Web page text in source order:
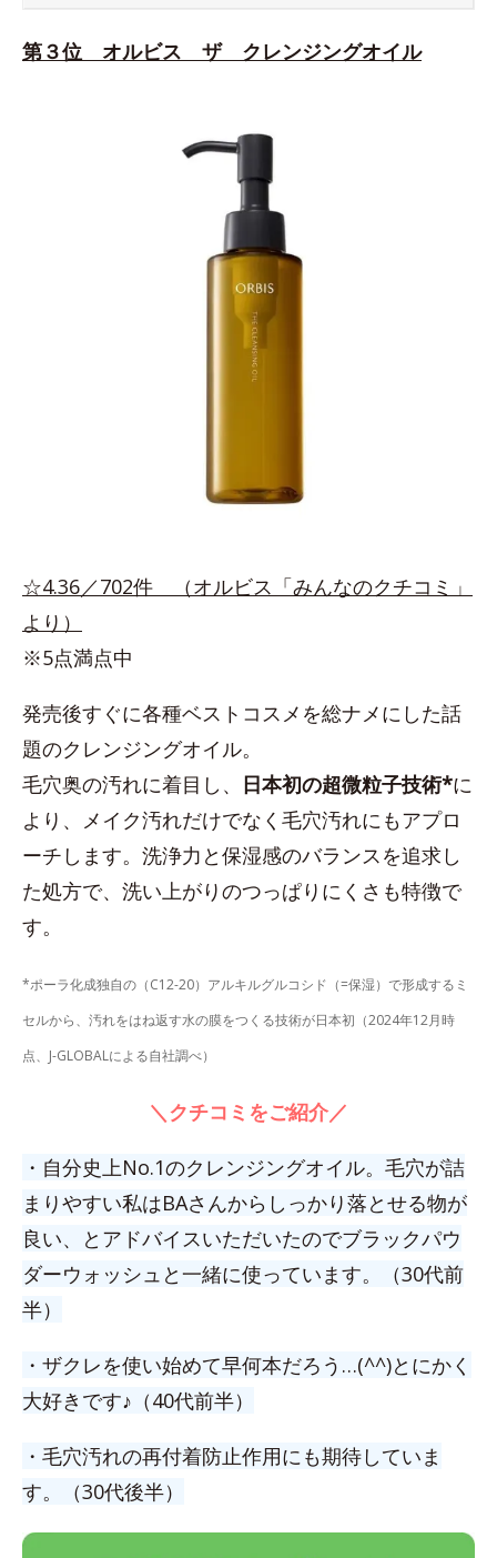
第３位 オルビス ザ クレンジングオイル
☆4.36／702件 （オルビス「みんなのクチコミ」
より）
※5点満点中
発売後すぐに各種ベストコスメを総ナメにした話
題のクレンジングオイル。
毛穴奥の汚れに着目し、 日本初の超微粒子技術*に
より、メイク汚れだけでなく毛穴汚れにもアプロ
ーチします。洗浄力と保湿感のバランスを追求し
た処方で、洗い上がりのつっぱりにくさも特徴で
す。
*ポーラ化成独自の（C12-20）アルキルグルコシド（=保湿）で形成するミ
セルから、汚れをはね返す水の膜をつくる技術が日本初（2024年12月時
点、J-GLOBALによる自社調べ）
＼クチコミをご紹介／
・自分史上No.1のクレンジングオイル。毛穴が詰
まりやすい私はBAさんからしっかり落とせる物が
良い、とアドバイスいただいたのでブラックパウ
ダーウォッシュと一緒に使っています。（30代前
半）
・ザクレを使い始めて早何本だろう…(^^)とにかく
大好きです♪（40代前半）
・毛穴汚れの再付着防止作用にも期待していま
す。（30代後半）